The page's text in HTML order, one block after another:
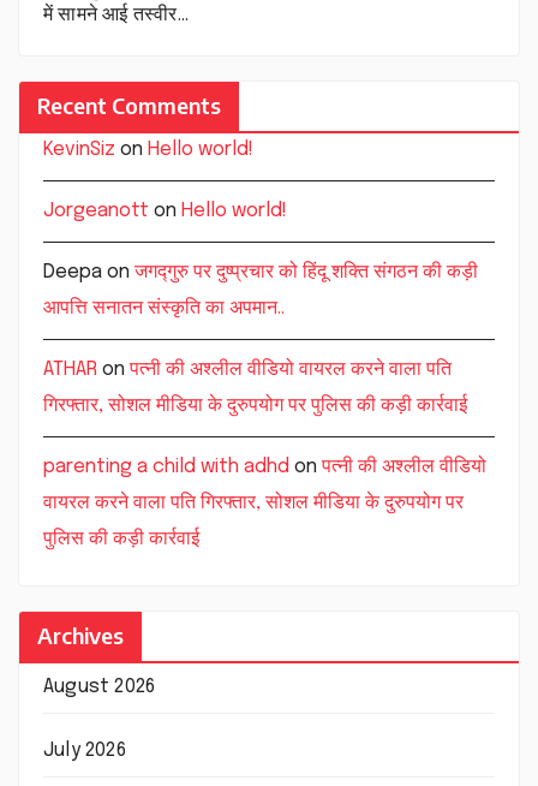
में सामने आई तस्वीर…
Recent Comments
KevinSiz on Hello world!
Jorgeanott on Hello world!
Deepa onजगद्गुरु पर दुष्प्रचार को हिंदू शक्ति संगठन की कड़ी
आपत्ति सनातन संस्कृति का अपमान..
ATHAR onपत्नी की अश्लील वीडियो वायरल करने वाला पति
गिरफ्तार, सोशल मीडिया के दुरुपयोग पर पुलिस की कड़ी कार्रवाई
parenting a child with adhd onपत्नी की अश्लील वीडियो
वायरल करने वाला पति गिरफ्तार, सोशल मीडिया के दुरुपयोग पर
पुलिस की कड़ी कार्रवाई
Archives
August 2026
July 2026